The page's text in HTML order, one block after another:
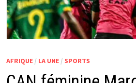
AFRIQUE/ LA UNE/ SPORTS